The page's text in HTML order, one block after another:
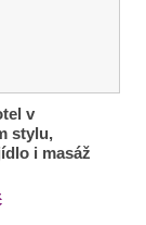
v
stylu,
i masáž